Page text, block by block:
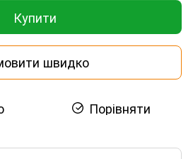
Купити
швидко
Порівняти